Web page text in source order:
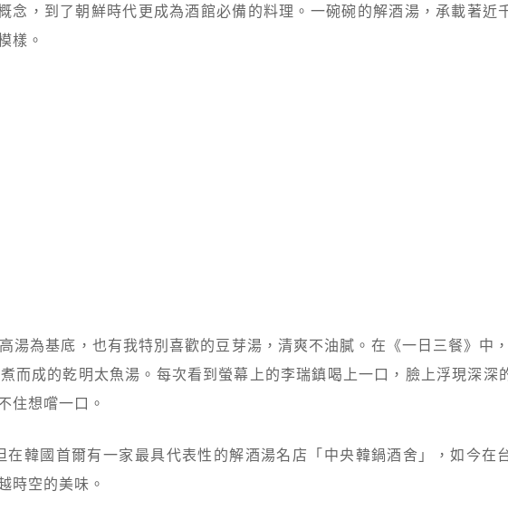
念，到了朝鮮時代更成為酒館必備的料理。一碗碗的解酒湯，承載著近
樣。
湯為基底，也有我特別喜歡的豆芽湯，清爽不油膩。在《一日三餐》中
而成的乾明太魚湯。每次看到螢幕上的李瑞鎮喝上一口，臉上浮現深深
住想嚐一口。
在韓國首爾有一家最具代表性的解酒湯名店「中央韓鍋酒舍」，如今在
時空的美味。